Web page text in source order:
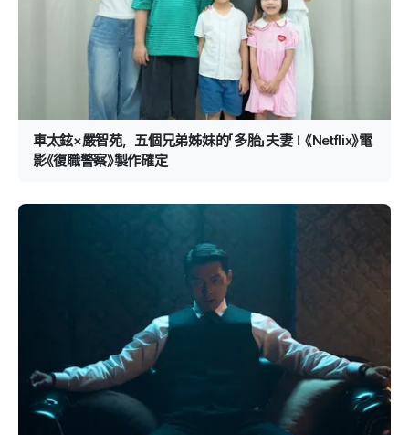
車太鉉×嚴智苑，五個兄弟姊妹的「多胎」夫妻！《Netflix》電
影《復職警察》製作確定